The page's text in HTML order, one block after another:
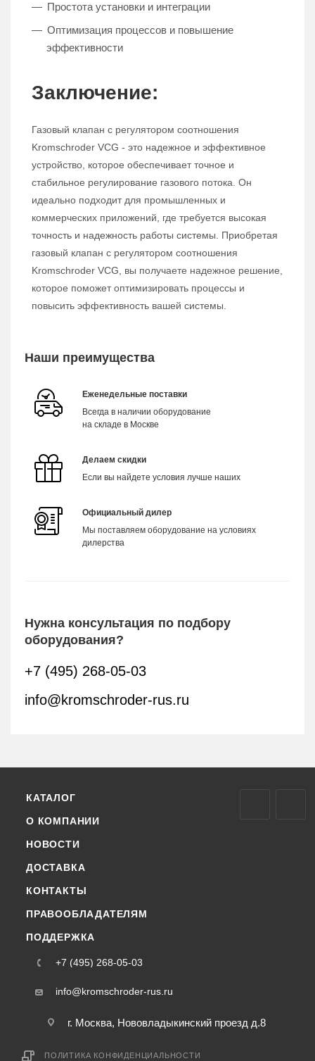
Простота установки и интеграции
Оптимизация процессов и повышение
эффективности
Заключение:
Газовый клапан с регулятором соотношения
Kromschroder VCG - это надежное и эффективное
устройство, которое обеспечивает точное и
стабильное регулирование газового потока. Он
идеально подходит для промышленных и
коммерческих приложений, где требуется высокая
точность и надежность работы системы. Приобретая
газовый клапан с регулятором соотношения
Kromschroder VCG, вы получаете надежное решение,
которое поможет оптимизировать процессы и
повысить эффективность вашей системы.
Наши преимущества
Еженедельные поставки
Всегда в наличии оборудование
на складе в Москве
Делаем скидки
Если вы найдете условия лучше наших
Официальный дилер
Мы поставляем оборудование на условиях
дилерства
Нужна консультация по подбору
оборудования?
+7 (495) 268-05-03
info@kromschroder-rus.ru
КАТАЛОГ
О КОМПАНИИ
НОВОСТИ
ДОСТАВКА
КОНТАКТЫ
ПРАВООБЛАДАТЕЛЯМ
ПОДДЕРЖКА
+7 (495) 268-05-03
info@kromschroder-rus.ru
г. Москва, Нововладыкинский проезд д.8
ПОЛИТИКА КОНФИДЕНЦИАЛЬНОСТИ